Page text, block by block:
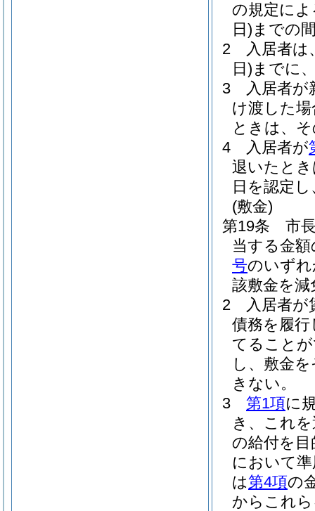
の規定に
日) までの
2
入居者は
日) までに
3
入居者が
け渡した
ときは、
4
入居者が
退いたと
日を認定
(敷金)
第19条
市
当する金
号のいず
該敷金を
2
入居者
債務を履
てること
し、敷金
きない。
3
第1項に
き、これ
の給付を
において
は第4項の
からこれ